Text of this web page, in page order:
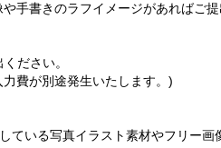
手書きのラフイメージがあればご提
ださい。
費が別途発生いたします。)
いる写真イラスト素材やフリー画